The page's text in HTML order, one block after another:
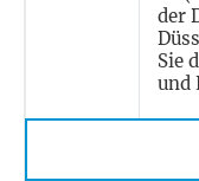
der
Sie
und